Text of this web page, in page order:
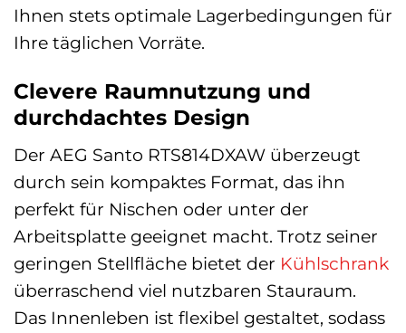
Ihnen stets optimale Lagerbedingungen für
Ihre täglichen Vorräte.
Clevere Raumnutzung und
durchdachtes Design
Der AEG Santo RTS814DXAW überzeugt
durch sein kompaktes Format, das ihn
perfekt für Nischen oder unter der
Arbeitsplatte geeignet macht. Trotz seiner
geringen Stellfläche bietet der Kühlschrank
überraschend viel nutzbaren Stauraum.
Das Innenleben ist flexibel gestaltet, sodass